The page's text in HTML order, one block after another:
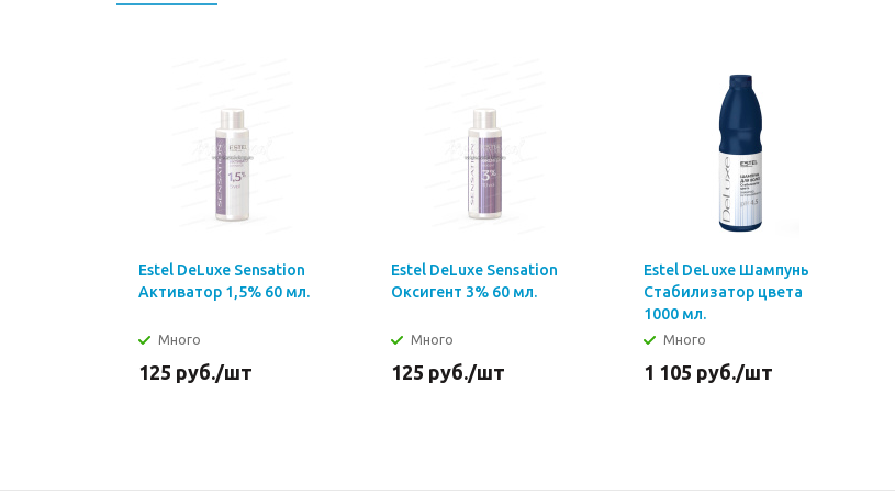
Estel DeLuxe Sensation
Активатор 1,5% 60 мл.
Много
125 руб./шт
Estel DeLuxe Sensation
Оксигент 3% 60 мл.
Много
125 руб./шт
Estel DeLuxe Шампунь
Стабилизатор цвета
1000 мл.
Много
1 105 руб./шт